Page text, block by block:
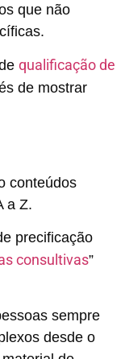
que não
qualificação de
de mostrar
conteúdos
a Z.
precificação
consultivas”
sempre
desde o